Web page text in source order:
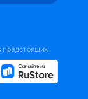
предстоящих